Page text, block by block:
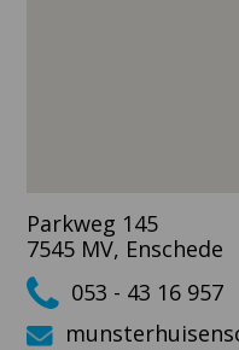
Parkweg 145
7545 MV, Enschede
053 - 43 16 957